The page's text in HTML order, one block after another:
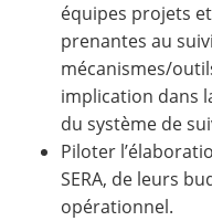
équipes projets
prenantes au
mécanismes/
implication dans
du système de
Piloter
SERA, de leurs
opérationnel.